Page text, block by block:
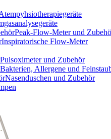
Peak-Flow-Meter und
Inspiratorische Flow-Meter
Pulsoximeter und Zubehör
Nasenduschen und Zubehör